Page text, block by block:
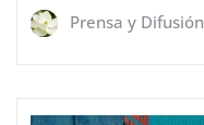
Prensa y Difusión